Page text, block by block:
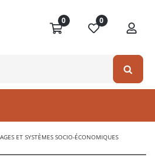
0 0
ET SYSTÈMES SOCIO-ÉCONOMIQUES